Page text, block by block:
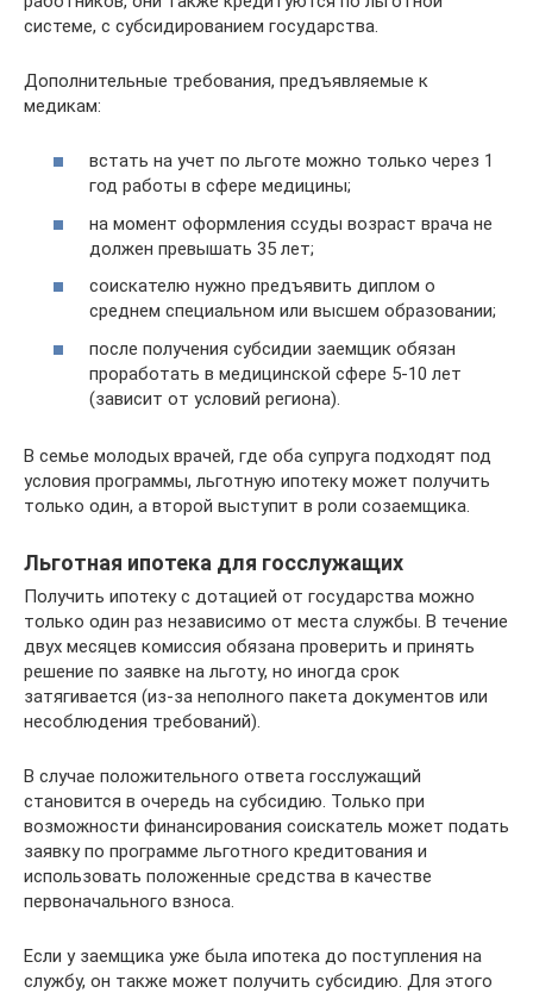
системе, с субсидированием государства.
Дополнительные требования, предъявляемые к
медикам:
встать на учет по льготе можно только через 1
год работы в сфере медицины;
на момент оформления ссуды возраст врача не
должен превышать 35 лет;
соискателю нужно предъявить диплом о
среднем специальном или высшем образовании;
после получения субсидии заемщик обязан
проработать в медицинской сфере 5-10 лет
(зависит от условий региона).
В семье молодых врачей, где оба супруга подходят под
условия программы, льготную ипотеку может получить
только один, а второй выступит в роли созаемщика.
Льготная ипотека для госслужащих
Получить ипотеку с дотацией от государства можно
только один раз независимо от места службы. В течение
двух месяцев комиссия обязана проверить и принять
решение по заявке на льготу, но иногда срок
затягивается (из-за неполного пакета документов или
несоблюдения требований).
В случае положительного ответа госслужащий
становится в очередь на субсидию. Только при
возможности финансирования соискатель может подать
заявку по программе льготного кредитования и
использовать положенные средства в качестве
первоначального взноса.
Если у заемщика уже была ипотека до поступления на
службу, он также может получить субсидию. Для этого